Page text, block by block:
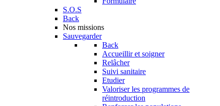
S.O.S
Back
Nos missions
Sauvegarder
Back
Accueillir et soigner
Relâcher
Suivi sanitaire
Etudier
Valoriser les programmes de
réintroduction